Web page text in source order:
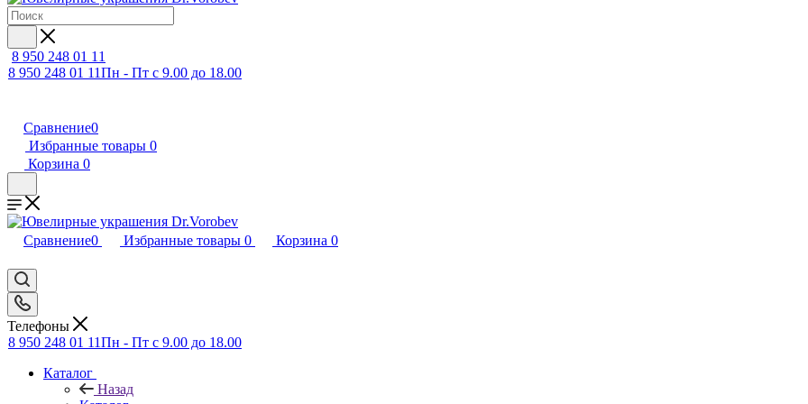
8 950 248 01 11
8 950 248 01 11Пн - Пт с 9.00 до 18.00
Сравнение0
Избранные товары 0
Корзина 0
Сравнение0 Избранные товары 0 Корзина 0
Телефоны
8 950 248 01 11Пн - Пт с 9.00 до 18.00
Каталог
Назад